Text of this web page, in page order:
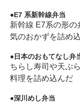
E7 系新幹線弁当
新幹線 E7系の形の
気のおかずを詰め
日本のおもてなし弁
ちらし寿司や天ぷ
料理を詰め込んだ
深川めし弁当